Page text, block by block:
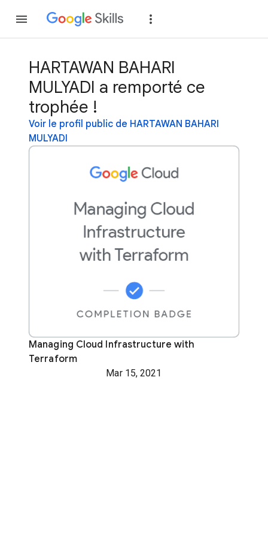
HARTAWAN BAHARI
MULYADI a remporté ce
trophée !
Voir le profil public de HARTAWAN BAHARI
MULYADI